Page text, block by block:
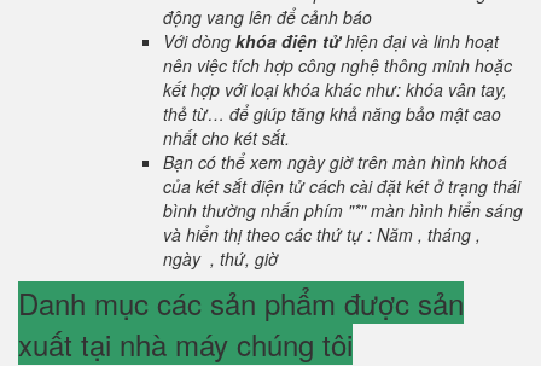
động vang lên để cảnh báo
Với dòng khóa điện tửhiện đại và linh hoạt
nên việc tích hợp công nghệ thông minh hoặc
kết hợp với loại khóa khác như: khóa vân tay,
thẻ từ… để giúp tăng khả năng bảo mật cao
nhất cho két sắt.
Bạn có thể xem ngày giờ trên màn hình khoá
của két sắt điện tử cách cài đặt két ở trạng thái
bình thường nhấn phím "*" màn hình hiển sáng
và hiển thị theo các thứ tự : Năm , tháng ,
ngày , thứ, giờ
Danh mục các sản phẩm được sản
xuất tại nhà máy chúng tôi